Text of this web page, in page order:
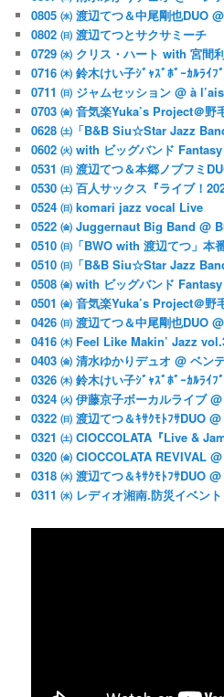
0805 ㈬ 渡辺てつ＆中尾剛也DUO
0802 ㈰ 渡辺てつとサクサミーチ
0729 ㈬ クリス・ハート with 宮間
0716 ㈭ 鈴木けい子ｼﾞｬｽﾞﾎﾞｰｶﾙﾗｲﾌ
0711 ㈰ ジャムセッション @ à
0703 ㈮ 音気楽Yuka’s Project＠野
0628 ㈯「B&B Siu☆Star Jazz
0602 ㈫ with ビッグバンド
0531 ㈰ 渡辺てつ＆本郷ノブフミ
0530 ㈯ 百人サックス『ライブ！
0524 ㈰ komari jazz vocal Live
0522 ㈮ Juggernaut Big Band @
0510 ㈰「BWO with 渡辺てつ」本
0510 ㈰「B&B Siu☆Star Jazz
0508 ㈮ with ビッグバンド
0501 ㈮ 音気楽Yuka’s Project＠野
0426 ㈰ 渡辺てつ＆中尾剛也DUO
0416 ㈭ Feel Like Makin’ Jazz
0403 ㈮ 清水ゆかりデュオ @ ベン
0326 ㈭ 鈴木けい子ｼﾞｬｽﾞﾎﾞｰｶﾙﾗｲﾌ
0324 ㈫ 伊藤京子ボーカルライブ
0322 ㈰ 渡辺てつ＆ｷｻｸﾓﾄﾌｻDUO
0321 ㈯ CIOCCOLATA『Live &
0320 ㈮ CIOCCOLATA REVIVAL
0318 ㈬ 渡辺てつ＆ｷｻｸﾓﾄﾌｻDUO
0311 ㈬ レディオ湘南.防災イベン